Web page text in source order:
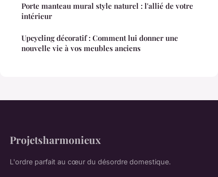
Porte manteau mural style naturel : l'allié de votre
intérieur
Upcycling décoratif : Comment lui donner une
nouvelle vie à vos meubles anciens
Projetsharmonieux
L'ordre parfait au cœur du désordre domestique.